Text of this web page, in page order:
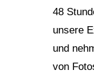
48
unsere
und
von